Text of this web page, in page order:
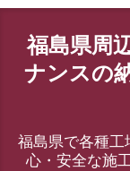
福島県周
ナンスの
福島県で各種
心・安全な施